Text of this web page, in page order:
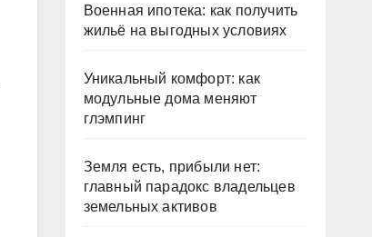
Военная ипотека: как получить
жильё на выгодных условиях
Уникальный комфорт: как
модульные дома меняют
глэмпинг
Земля есть, прибыли нет:
главный парадокс владельцев
земельных активов